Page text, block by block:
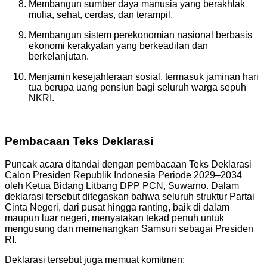
Membangun sumber daya manusia yang berakhlak
mulia, sehat, cerdas, dan terampil.
Membangun sistem perekonomian nasional berbasis
ekonomi kerakyatan yang berkeadilan dan
berkelanjutan.
Menjamin kesejahteraan sosial, termasuk jaminan hari
tua berupa uang pensiun bagi seluruh warga sepuh
NKRI.
Pembacaan Teks Deklarasi
Puncak acara ditandai dengan pembacaan Teks Deklarasi
Calon Presiden Republik Indonesia Periode 2029–2034
oleh Ketua Bidang Litbang DPP PCN, Suwarno. Dalam
deklarasi tersebut ditegaskan bahwa seluruh struktur Partai
Cinta Negeri, dari pusat hingga ranting, baik di dalam
maupun luar negeri, menyatakan tekad penuh untuk
mengusung dan memenangkan Samsuri sebagai Presiden
RI.
Deklarasi tersebut juga memuat komitmen: